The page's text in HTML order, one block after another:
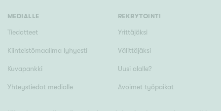
MEDIALLE
Tiedotteet
Kiinteistömaailma lyhyesti
Kuvapankki
Yhteystiedot medialle
REKRYTOINTI
Yrittäjäksi
Välittäjäksi
Uusi alalle?
Avoimet työpaikat